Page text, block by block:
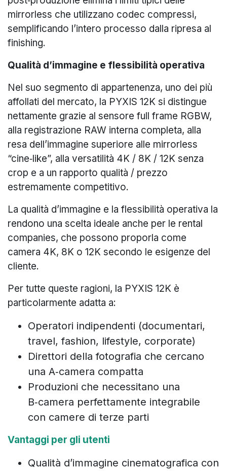
mirrorless che utilizzano codec compressi,
semplificando l’intero processo dalla ripresa al
finishing.
Qualità d’immagine e flessibilità operativa
Nel suo segmento di appartenenza, uno dei più
affollati del mercato, la PYXIS 12K si distingue
nettamente grazie al sensore full frame RGBW,
alla registrazione RAW interna completa, alla
resa dell’immagine superiore alle mirrorless
“cine‑like”, alla versatilità 4K / 8K / 12K senza
crop e a un rapporto qualità / prezzo
estremamente competitivo.
La qualità d’immagine e la flessibilità operativa la
rendono una scelta ideale anche per le rental
companies, che possono proporla come
camera 4K, 8K o 12K secondo le esigenze del
cliente.
Per tutte queste ragioni, la PYXIS 12K è
particolarmente adatta a:
Operatori indipendenti (documentari,
travel, fashion, lifestyle, corporate)
Direttori della fotografia che cercano
una A‑camera compatta
Produzioni che necessitano una
B‑camera perfettamente integrabile
con camere di terze parti
Vantaggi per gli utenti
Qualità d’immagine cinematografica con